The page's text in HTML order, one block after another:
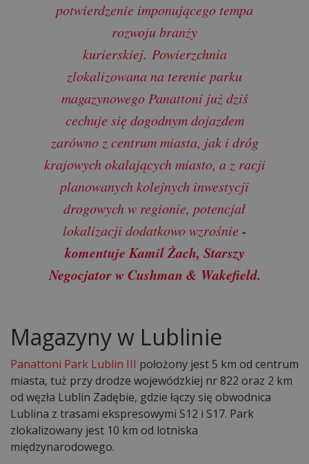
potwierdzenie imponującego tempa
rozwoju branży
kurierskiej. Powierzchnia
zlokalizowana na terenie parku
magazynowego Panattoni już dziś
cechuje się dogodnym dojazdem
zarówno z centrum miasta, jak i dróg
krajowych okalających miasto, a z racji
planowanych kolejnych inwestycji
drogowych w regionie, potencjał
lokalizacji dodatkowo wzrośnie -
komentuje Kamil Żach, Starszy
Negocjator w Cushman & Wakefield.
Magazyny w Lublinie
Panattoni Park Lublin III położony jest 5 km od centrum
miasta, tuż przy drodze wojewódzkiej nr 822 oraz 2 km
od węzła Lublin Zadębie, gdzie łączy się obwodnica
Lublina z trasami ekspresowymi S12 i S17. Park
zlokalizowany jest 10 km od lotniska
międzynarodowego.